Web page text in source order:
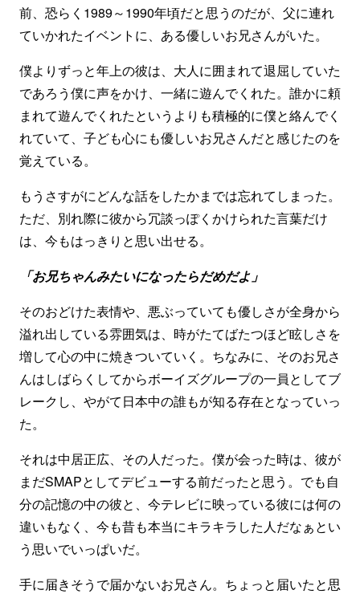
前、恐らく1989～1990年頃だと思うのだが、父に連れ
ていかれたイベントに、ある優しいお兄さんがいた。
僕よりずっと年上の彼は、大人に囲まれて退屈していた
であろう僕に声をかけ、一緒に遊んでくれた。誰かに頼
まれて遊んでくれたというよりも積極的に僕と絡んでく
れていて、子ども心にも優しいお兄さんだと感じたのを
覚えている。
もうさすがにどんな話をしたかまでは忘れてしまった。
ただ、別れ際に彼から冗談っぽくかけられた言葉だけ
は、今もはっきりと思い出せる。
「お兄ちゃんみたいになったらだめだよ」
そのおどけた表情や、悪ぶっていても優しさが全身から
溢れ出している雰囲気は、時がたてばたつほど眩しさを
増して心の中に焼きついていく。ちなみに、そのお兄さ
んはしばらくしてからボーイズグループの一員としてブ
レークし、やがて日本中の誰もが知る存在となっていっ
た。
それは中居正広、その人だった。僕が会った時は、彼が
まだSMAPとしてデビューする前だったと思う。でも自
分の記憶の中の彼と、今テレビに映っている彼には何の
違いもなく、今も昔も本当にキラキラした人だなぁとい
う思いでいっぱいだ。
手に届きそうで届かないお兄さん。ちょっと届いたと思